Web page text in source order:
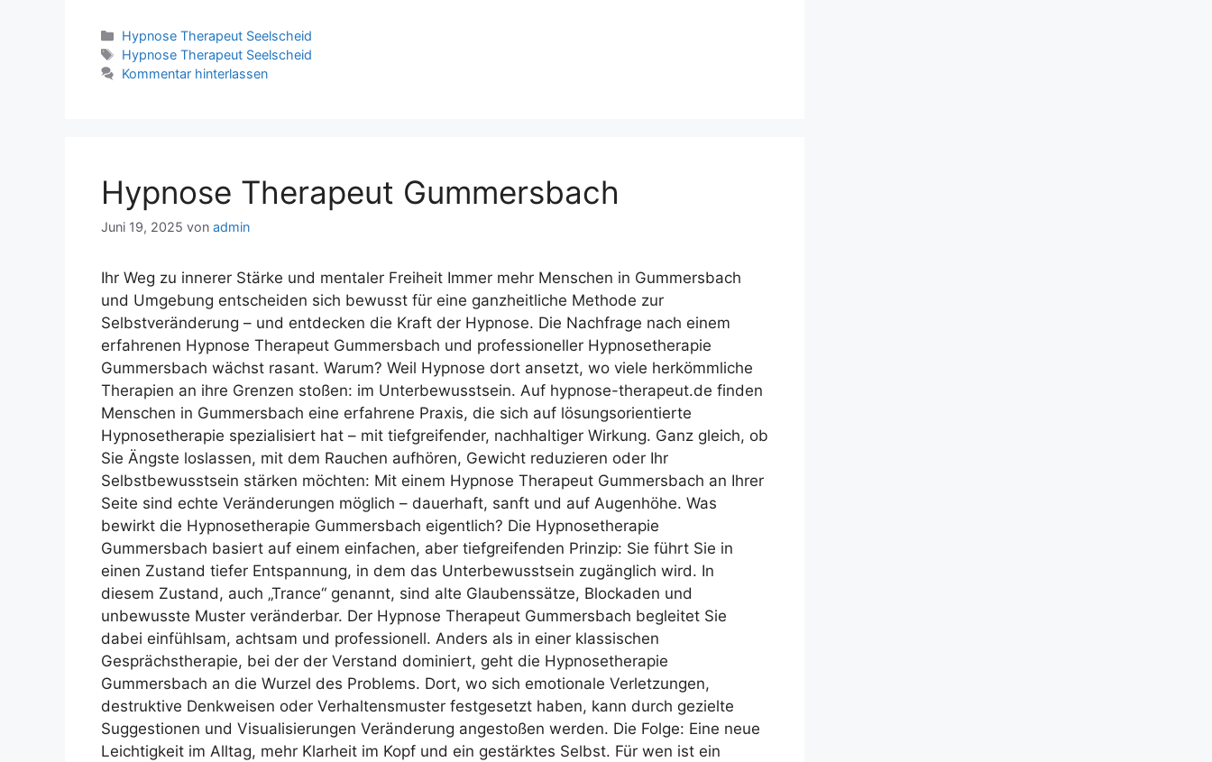
Hypnose Therapeut Seelscheid
Hypnose Therapeut Seelscheid
Kommentar hinterlassen
Hypnose Therapeut Gummersbach
Juni 19, 2025 von admin
Ihr Weg zu innerer Stärke und mentaler Freiheit Immer mehr Menschen in Gummersbach
und Umgebung entscheiden sich bewusst für eine ganzheitliche Methode zur
Selbstveränderung – und entdecken die Kraft der Hypnose. Die Nachfrage nach einem
erfahrenen Hypnose Therapeut Gummersbach und professioneller Hypnosetherapie
Gummersbach wächst rasant. Warum? Weil Hypnose dort ansetzt, wo viele herkömmliche
Therapien an ihre Grenzen stoßen: im Unterbewusstsein. Auf hypnose-therapeut.de finden
Menschen in Gummersbach eine erfahrene Praxis, die sich auf lösungsorientierte
Hypnosetherapie spezialisiert hat – mit tiefgreifender, nachhaltiger Wirkung. Ganz gleich, ob
Sie Ängste loslassen, mit dem Rauchen aufhören, Gewicht reduzieren oder Ihr
Selbstbewusstsein stärken möchten: Mit einem Hypnose Therapeut Gummersbach an Ihrer
Seite sind echte Veränderungen möglich – dauerhaft, sanft und auf Augenhöhe. Was
bewirkt die Hypnosetherapie Gummersbach eigentlich? Die Hypnosetherapie
Gummersbach basiert auf einem einfachen, aber tiefgreifenden Prinzip: Sie führt Sie in
einen Zustand tiefer Entspannung, in dem das Unterbewusstsein zugänglich wird. In
diesem Zustand, auch „Trance“ genannt, sind alte Glaubenssätze, Blockaden und
unbewusste Muster veränderbar. Der Hypnose Therapeut Gummersbach begleitet Sie
dabei einfühlsam, achtsam und professionell. Anders als in einer klassischen
Gesprächstherapie, bei der der Verstand dominiert, geht die Hypnosetherapie
Gummersbach an die Wurzel des Problems. Dort, wo sich emotionale Verletzungen,
destruktive Denkweisen oder Verhaltensmuster festgesetzt haben, kann durch gezielte
Suggestionen und Visualisierungen Veränderung angestoßen werden. Die Folge: Eine neue
Leichtigkeit im Alltag, mehr Klarheit im Kopf und ein gestärktes Selbst. Für wen ist ein